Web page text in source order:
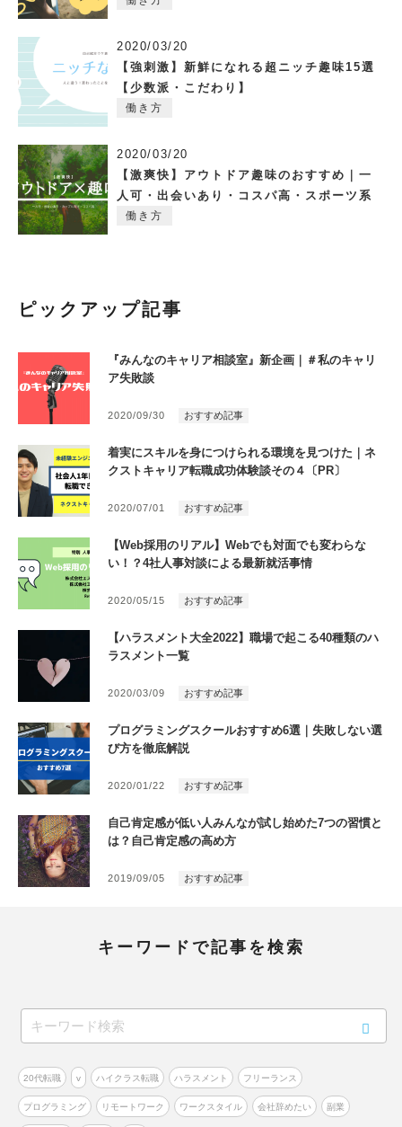
2020/03/20
【強刺激】新鮮になれる超ニッチ趣味15選
【少数派・こだわり】
働き方
2020/03/20
【激爽快】アウトドア趣味のおすすめ｜一
人可・出会いあり・コスパ高・スポーツ系
働き方
キーワードで記事を検索
20代転職 v ハイクラス転職 ハラスメント フリーランス
プログラミング リモートワーク ワークスタイル 会社辞めたい 副業
ピックアップ記事
『みんなのキャリア相談室』新企画｜＃私のキャリ
ア失敗談
2020/09/30 おすすめ記事
着実にスキルを身につけられる環境を見つけた｜ネ
クストキャリア転職成功体験談その４〔PR〕
2020/07/01 おすすめ記事
【Web採用のリアル】Webでも対面でも変わらな
い！？4社人事対談による最新就活事情
2020/05/15 おすすめ記事
【ハラスメント大全2022】職場で起こる40種類のハ
ラスメント一覧
2020/03/09 おすすめ記事
プログラミングスクールおすすめ6選｜失敗しない選
び方を徹底解説
2020/01/22 おすすめ記事
自己肯定感が低い人みんなが試し始めた7つの習慣と
は？自己肯定感の高め方
2019/09/05 おすすめ記事